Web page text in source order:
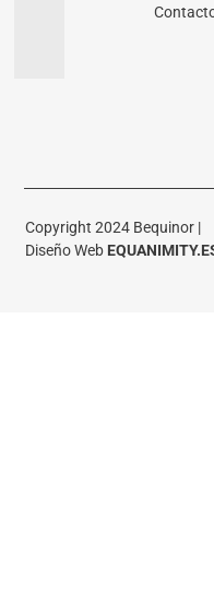
Copyright 2024 Bequinor |
Diseño Web